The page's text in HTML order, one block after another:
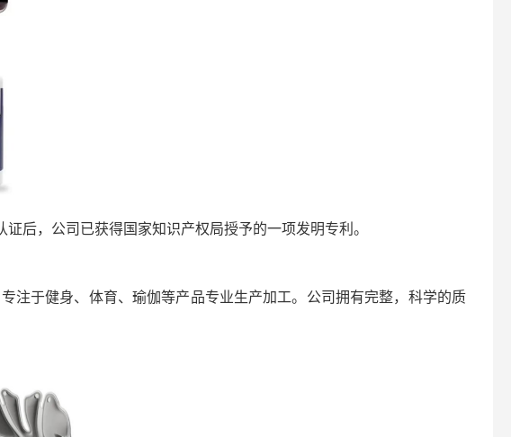
后，公司已获得国家知识产权局授予的一项发明专利。
于健身、体育、瑜伽等产品专业生产加工。公司拥有完整，科学的质